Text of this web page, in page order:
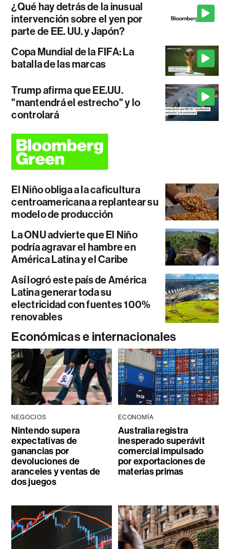
¿Qué hay detrás de la inusual
intervención sobre el yen por
parte de EE. UU. y Japón?
Copa Mundial de la FIFA: La
batalla de las marcas
Trump afirma que EE.UU.
"mantendrá el estrecho" y lo
controlará
El Niño obliga a la caficultura
centroamericana a replantear su
modelo de producción
La ONU advierte que El Niño
podría agravar el hambre en
América Latina y el Caribe
Así logró este país de América
Latina generar toda su
electricidad con fuentes 100%
renovables
Económicas e internacionales
NEGOCIOS
Nintendo supera
expectativas de
ganancias por
devoluciones de
aranceles y ventas de
dos juegos
ECONOMÍA
Australia registra
inesperado superávit
comercial impulsado
por exportaciones de
materias primas